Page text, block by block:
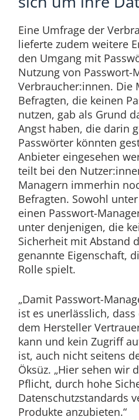
Eine Umfrage der
lieferte zudem weitere
den Umgang mit
Nutzung von Passwort-
Verbraucher:innen. Die
Befragten, die keinen
nutzen, gab als Grund
Angst haben, die darin
Passwörter könnten
Anbieter eingesehen
teilt bei den
Managern immerhin
Befragten. Sowohl
einen Passwort-
unter denjenigen, die
Sicherheit mit Abstand
genannte Eigenschaft,
Rolle spielt.
„Damit Passwort-
ist es unerlässlich,
dem Hersteller
kann und kein Zugriff
ist, auch nicht seitens
Öksüz. „Hier sehen wir
Pflicht, durch hohe
Datenschutzstandards
Produkte anzubieten.“